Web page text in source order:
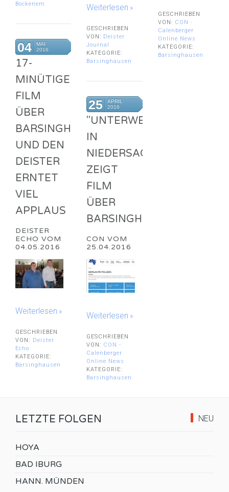
Bockenem
04
MAI
2016
17-
MINÜTIGER
FILM
ÜBER
BARSINGHAUSEN
UND DEN
DEISTER
ERNTET
VIEL
APPLAUS
DEISTER
ECHO VOM
04.05.2016
Weiterlesen
GESCHRIEBEN
VON: Deister
Echo
KATEGORIE:
Barsinghausen
Weiterlesen
GESCHRIEBEN
VON: Deister
Journal
KATEGORIE:
Barsinghausen
25
APRIL
2016
"UNTERWEGS
IN
NIEDERSACHSEN"
ZEIGT
FILM
ÜBER
BARSINGHAUSEN
CON VOM
25.04.2016
Weiterlesen
GESCHRIEBEN
VON: CON -
Calenberger
Online News
KATEGORIE:
Barsinghausen
GESCHRIEBEN
VON: CON -
Calenberger
Online News
KATEGORIE:
Barsinghausen
NEU
LETZTE FOLGEN
HOYA
BAD IBURG
HANN. MÜNDEN